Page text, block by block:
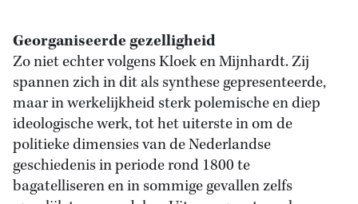
Georganiseerde gezelligheid
Zo niet echter volgens Kloek en Mijnhardt. Zij
spannen zich in dit als synthese gepresenteerde,
maar in werkelijkheid sterk polemische en diep
ideologische werk, tot het uiterste in om de
politieke dimensies van de Nederlandse
geschiedenis in periode rond 1800 te
bagatelliseren en in sommige gevallen zelfs